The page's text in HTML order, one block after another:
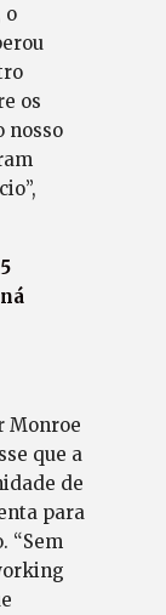
o
os
nosso
Monroe
que a
de
para
“Sem